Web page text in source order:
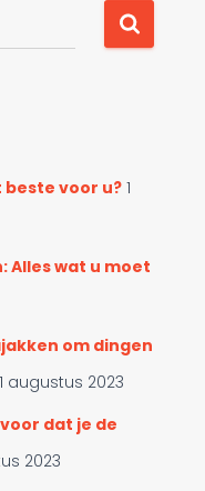
beste voor u? 1
Alles wat u moet
om dingen
1 augustus 2023
dat je de
2023